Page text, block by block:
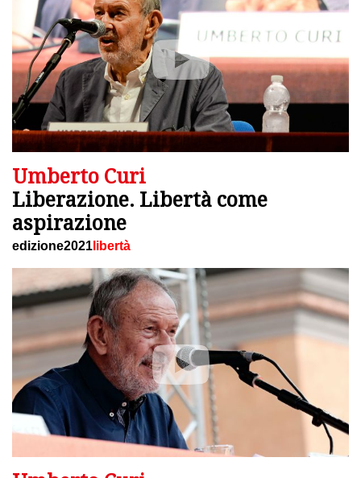
Umberto Curi
Liberazione. Libertà come
aspirazione
edizione2021 libertà